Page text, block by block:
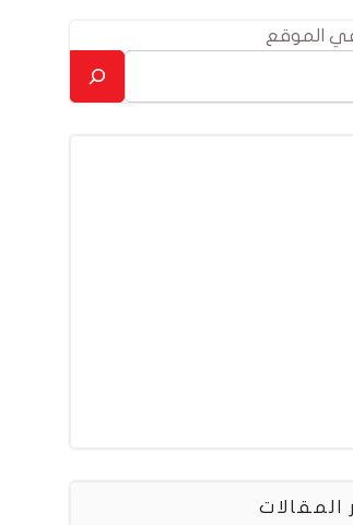
الموقع
المقالات